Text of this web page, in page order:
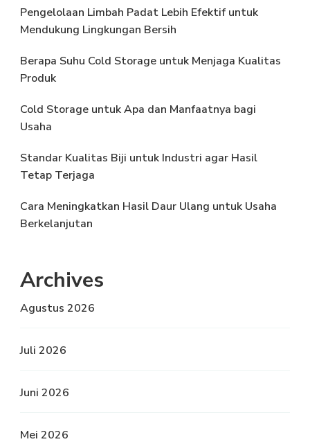
Pengelolaan Limbah Padat Lebih Efektif untuk
Mendukung Lingkungan Bersih
Berapa Suhu Cold Storage untuk Menjaga Kualitas
Produk
Cold Storage untuk Apa dan Manfaatnya bagi
Usaha
Standar Kualitas Biji untuk Industri agar Hasil
Tetap Terjaga
Cara Meningkatkan Hasil Daur Ulang untuk Usaha
Berkelanjutan
Archives
Agustus 2026
Juli 2026
Juni 2026
Mei 2026